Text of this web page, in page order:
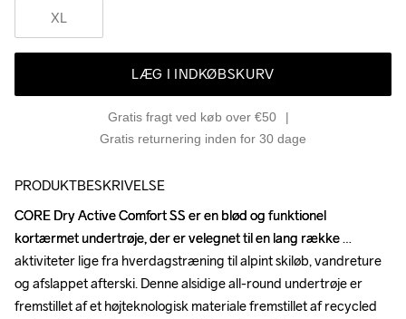
XL
LÆG I INDKØBSKURV
Gratis fragt ved køb over €50
Gratis returnering inden for 30 dage
PRODUKTBESKRIVELSE
CORE Dry Active Comfort SS er en blød og funktionel
kortærmet undertrøje, der er velegnet til en lang række
aktiviteter lige fra hverdagstræning til alpint skiløb, vandreture
og afslappet afterski. Denne alsidige all-round undertrøje er
fremstillet af et højteknologisk materiale fremstillet af recycled
CORE Dry Active Comfort SS er en blød og funktionel
kortærmet undertrøje, der er velegnet til en lang række
aktiviteter lige fra hverdagstræning til alpint skiløb, vandreture
og afslappet afterski. Denne alsidige all-round undertrøje er
fremstillet af et højteknologisk materiale fremstillet af recycled